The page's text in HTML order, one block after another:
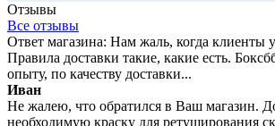
Отзывы
Все отзывы
Ответ магазина: Нам жаль, когда клиенты
Правила доставки такие, какие есть.
опыту, по качеству доставки...
Иван
Не жалею, что обратился в Ваш магазин.
необходимую краску для ретуширования